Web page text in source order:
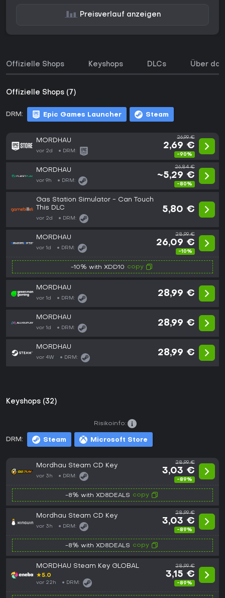
Preisverlauf anzeigen
Offizielle Shops Keyshops DLCs Über
Offizielle Shops (7)
DRM: Epic Games Launcher Steam
MORDHAU
vor 2d DRM:
26,99 €
2,69 €
-90%
MORDHAU
vor 9h DRM:
26,84 €
~5,29 €
-80%
Gas Station Simulator - Can Touch
This DLC
vor 2d DRM:
5,80 €
MORDHAU
vor 1d DRM:
28,99 €
26,09 €
-10%
-10% with XDD10 copy
MORDHAU
vor 1d DRM:
28,99 €
MORDHAU
vor 1d DRM:
28,99 €
MORDHAU
vor 4W DRM:
28,99 €
Keyshops (32)
DRM: Steam Microsoft Store
Risikoinfo:
Mordhau Steam CD Key
vor 3h DRM:
28,99 €
3,03 €
-89%
-8% with XD8DEALS copy
Mordhau Steam CD Key
vor 3h DRM:
28,99 €
3,03 €
-89%
-8% with XD8DEALS copy
MORDHAU Steam Key GLOBAL
★5.0
vor 22h DRM:
28,99 €
3,15 €
-89%